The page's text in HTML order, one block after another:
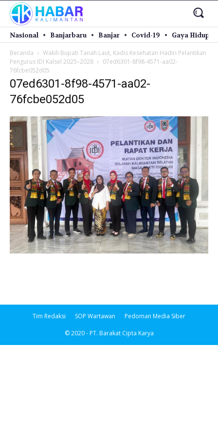
Nasional Banjarbaru Banjar Covid-19 Gaya Hidup
Beranda
Wakili Bupati Tanah Laut, Kadis Kesehatan Hadiri Pelantikan
Pengurus IDI Kalsel 2025–2028
07ed6301-8f98-4571-aa02-
76fcbe052d05
07ed6301-8f98-4571-aa02-
76fcbe052d05
Tim Redaksi SOP Wartawan Pedoman Media Siber
© 2020 - PT. Barakat Cipta Karya